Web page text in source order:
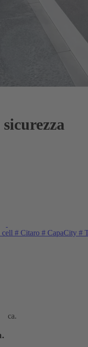
cell # Citaro # CapaCity #
ca.